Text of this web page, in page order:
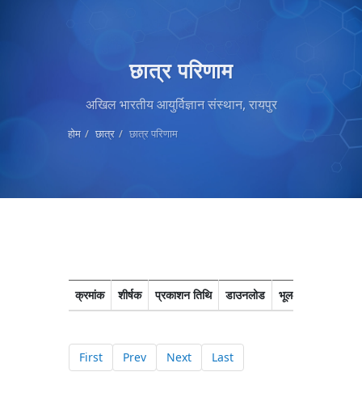
छात्र परिणाम
अखिल भारतीय आयुर्विज्ञान संस्थान, रायपुर
होम छात्र छात्र परिणाम
क्रमांक शीर्षक प्रकाशन तिथि डाउनलोड भूल-सुधार
First Prev Next Last